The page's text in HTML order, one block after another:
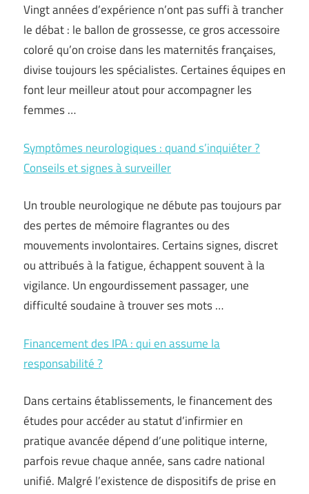
Vingt années d’expérience n’ont pas suffi à trancher
le débat : le ballon de grossesse, ce gros accessoire
coloré qu’on croise dans les maternités françaises,
divise toujours les spécialistes. Certaines équipes en
font leur meilleur atout pour accompagner les
femmes …
Symptômes neurologiques : quand s’inquiéter ?
Conseils et signes à surveiller
Un trouble neurologique ne débute pas toujours par
des pertes de mémoire flagrantes ou des
mouvements involontaires. Certains signes, discret
ou attribués à la fatigue, échappent souvent à la
vigilance. Un engourdissement passager, une
difficulté soudaine à trouver ses mots …
Financement des IPA : qui en assume la
responsabilité ?
Dans certains établissements, le financement des
études pour accéder au statut d’infirmier en
pratique avancée dépend d’une politique interne,
parfois revue chaque année, sans cadre national
unifié. Malgré l’existence de dispositifs de prise en